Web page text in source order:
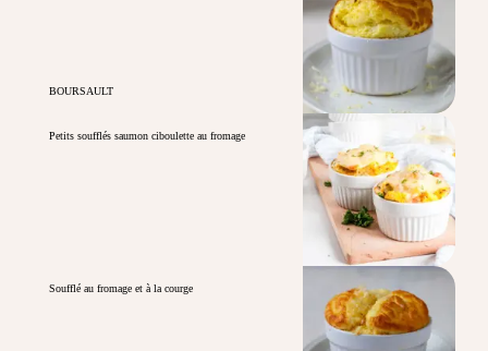
BOURSAULT
Petits soufflés saumon ciboulette au fromage
Soufflé au fromage et à la courge